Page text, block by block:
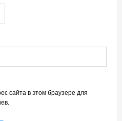
сайта в этом браузере для